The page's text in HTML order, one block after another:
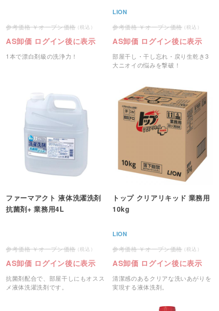
オープン価格
AS卸価 ログイン後に表示
1本で漂白剤級の洗浄力！
LION
オープン価格
AS卸価 ログイン後に表示
部屋干し・干し忘れ・戻り生乾き3
大ニオイの悩みを撃破！
ファーマアクト 液体洗濯洗剤
抗菌剤+ 業務用4L
オープン価格
AS卸価 ログイン後に表示
抗菌剤配合で、部屋干しにもオスス
メ液体洗濯洗剤です。
トップ クリアリキッド 業務用
10kg
LION
オープン価格
AS卸価 ログイン後に表示
清潔感のあるクリアな洗いあがりを
実現する液体洗剤。